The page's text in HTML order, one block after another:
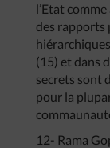
l’Etat
des rapports
(15) et dans
secrets sont
pour la
12- Rama